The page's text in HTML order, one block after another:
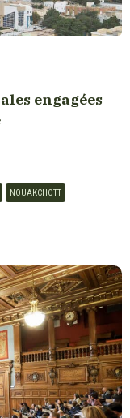
engagées
NOUAKCHOTT